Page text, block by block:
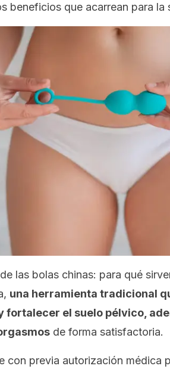
beneficios que acarrean para la
las bolas chinas: para qué
una herramienta tradicional
fortalecer el suelo pélvico,
de forma satisfactoria.
con previa autorización médica